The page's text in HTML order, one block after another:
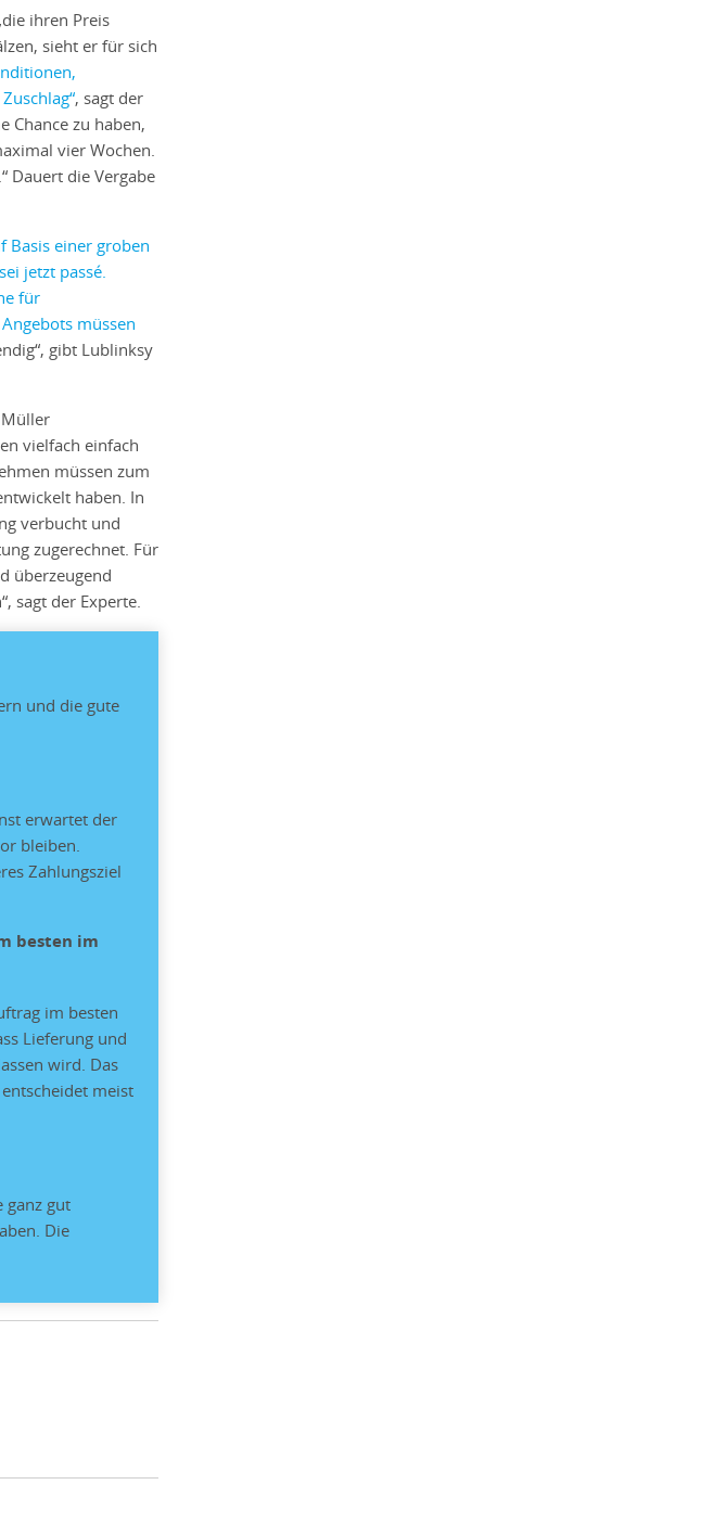
ihren Preis
sieht er für sich
, sagt der
Chance zu haben,
vier Wochen.
Dauert die Vergabe
Basis einer groben
jetzt passé.
für
müssen
gibt Lublinksy
vielfach einfach
müssen zum
haben. In
verbucht und
zugerechnet. Für
überzeugend
sagt der Experte.
und die gute
erwartet der
bleiben.
Zahlungsziel
besten im
im besten
Lieferung und
wird. Das
meist
ganz gut
Die